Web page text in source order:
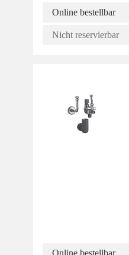
Online bestellbar
Nicht reservierbar
Online bestellbar